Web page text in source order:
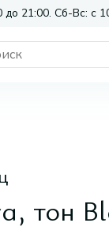
до 21:00. Сб-Вс: с
тон